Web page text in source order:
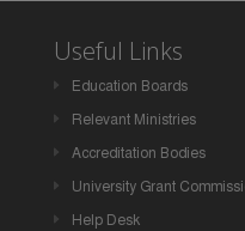
Useful Links
Education Boards
Relevant Ministries
Accreditation Bodies
University Grant
Help Desk